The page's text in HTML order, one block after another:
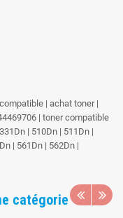
| achat toner |
| toner compatible
| 510Dn | 511Dn |
| 561Dn | 562Dn |
catégorie